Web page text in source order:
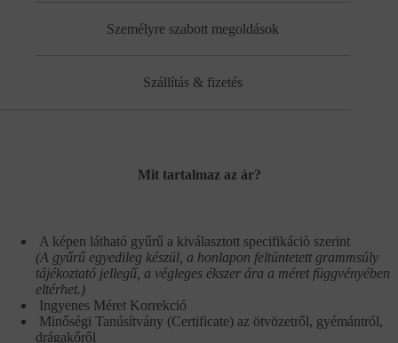
Személyre szabott megoldások
Szállítás & fizetés
Mit tartalmaz az ár?
A képen látható gyűrű a kiválasztott specifikáciò szerint
(A gyűrű egyedileg készül, a honlapon feltüntetett grammsúly
tájékoztató jellegű, a végleges ékszer ára a méret függvényében
eltérhet.)
Ingyenes Méret Korrekció
Minőségi Tanúsítvány (Certificate) az ötvözetről, gyémántról,
drágakőről